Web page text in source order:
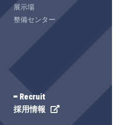
展示場
整備センター
採用情報
Recruit